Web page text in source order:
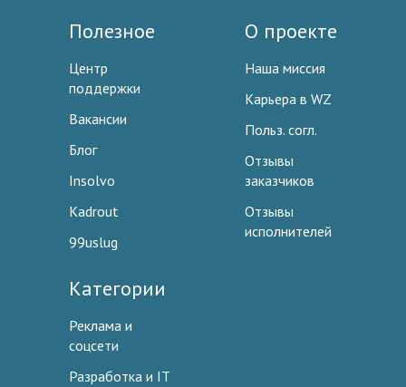
Полезное
Центр
поддержки
Вакансии
Блог
Insolvo
Kadrout
99uslug
О проекте
Наша миссия
Карьера в WZ
Польз. согл.
Отзывы
заказчиков
Отзывы
исполнителей
Категории
Реклама и
соцсети
Разработка и IT